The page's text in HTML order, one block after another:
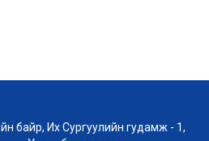
байр, Их Сургуулийн гудамж - 1,